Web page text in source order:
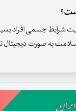
شرایط جسمی افراد
به صورت دیجیتال